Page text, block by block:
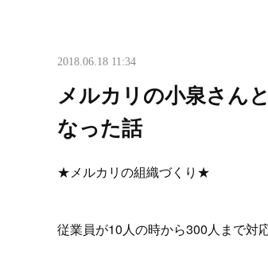
2018.06.18 11:34
メルカリの小泉さん
なった話
★メルカリの組織づくり★
従業員が10人の時から300人まで対